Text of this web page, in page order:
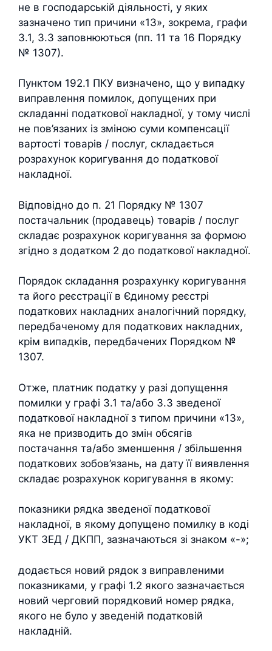
не в господарській діяльності, у яких
зазначено тип причини «13», зокрема, графи
3.1, 3.3 заповнюються (пп. 11 та 16 Порядку
№ 1307).
Пунктом 192.1 ПКУ визначено, що у випадку
виправлення помилок, допущених при
складанні податкової накладної, у тому числі
не пов’язаних із зміною суми компенсації
вартості товарів / послуг, складається
розрахунок коригування до податкової
накладної.
Відповідно до п. 21 Порядку № 1307
постачальник (продавець) товарів / послуг
складає розрахунок коригування за формою
згідно з додатком 2 до податкової накладної.
Порядок складання розрахунку коригування
та його реєстрації в Єдиному реєстрі
податкових накладних аналогічний порядку,
передбаченому для податкових накладних,
крім випадків, передбачених Порядком №
1307.
Отже, платник податку у разі допущення
помилки у графі 3.1 та/або 3.3 зведеної
податкової накладної з типом причини «13»,
яка не призводить до змін обсягів
постачання та/або зменшення / збільшення
податкових зобов’язань, на дату її виявлення
складає розрахунок коригування в якому:
показники рядка зведеної податкової
накладної, в якому допущено помилку в коді
УКТ ЗЕД / ДКПП, зазначаються зі знаком «-»;
додається новий рядок з виправленими
показниками, у графі 1.2 якого зазначається
новий черговий порядковий номер рядка,
якого не було у зведеній податковій
накладній.